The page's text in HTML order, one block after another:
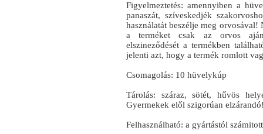
Figyelmeztetés: amennyiben a
panaszát, szíveskedjék
használatát beszélje meg orvosával!
a terméket csak az orvos
elszineződését a termékben
jelenti azt, hogy a termék romlott
Csomagolás: 10 hüvelykúp
Tárolás: száraz, sötét, hűvös
Gyermekek elől szigorúan
Felhasználható: a gyártástól